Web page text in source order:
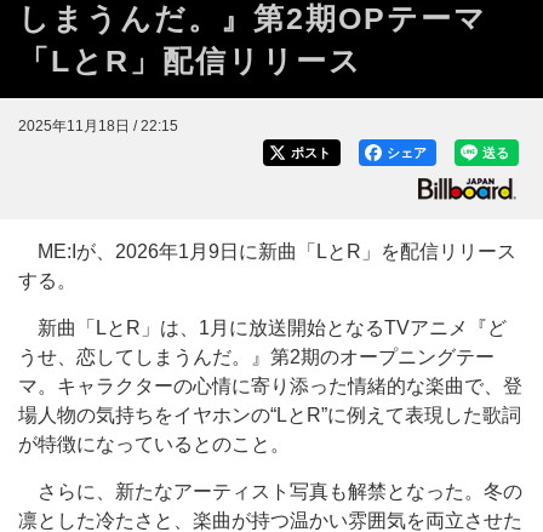
しまうんだ。』第2期OPテーマ
「LとR」配信リリース
2025年11月18日 / 22:15
送る
シェア
ポスト
ME:Iが、2026年1月9日に新曲「LとR」を配信リリース
する。
新曲「LとR」は、1月に放送開始となるTVアニメ『ど
うせ、恋してしまうんだ。』第2期のオープニングテー
マ。キャラクターの心情に寄り添った情緒的な楽曲で、登
場人物の気持ちをイヤホンの“LとR”に例えて表現した歌詞
が特徴になっているとのこと。
さらに、新たなアーティスト写真も解禁となった。冬の
凛とした冷たさと、楽曲が持つ温かい雰囲気を両立させた